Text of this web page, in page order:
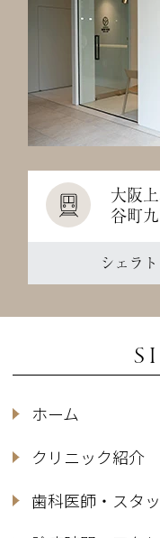
大阪
谷町
シェラ
ホーム
クリニック紹介
歯科医師・スタ